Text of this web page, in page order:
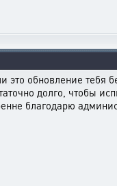
это обновление тебя
долго, чтобы
благодарю